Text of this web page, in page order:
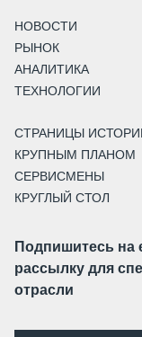
НОВОСТИ
РЫНОК
АНАЛИТИКА
ТЕХНОЛОГИИ
СТРАНИЦЫ
КРУПНЫМ ПЛАНОМ
СЕРВИСМЕНЫ
КРУГЛЫЙ СТОЛ
Подпишитесь на
рассылку для
отрасли